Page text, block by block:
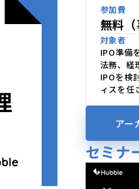
参加費
無料（
対象者
IPO準備
法務、経
IPOを検
ィスを任
アー
セミナ